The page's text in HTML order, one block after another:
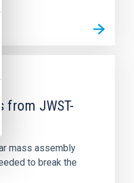
JWST-
mass assembly
to break the